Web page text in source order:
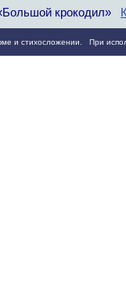
крокодил»
стихосложении. При